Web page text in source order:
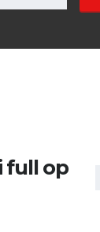
full op